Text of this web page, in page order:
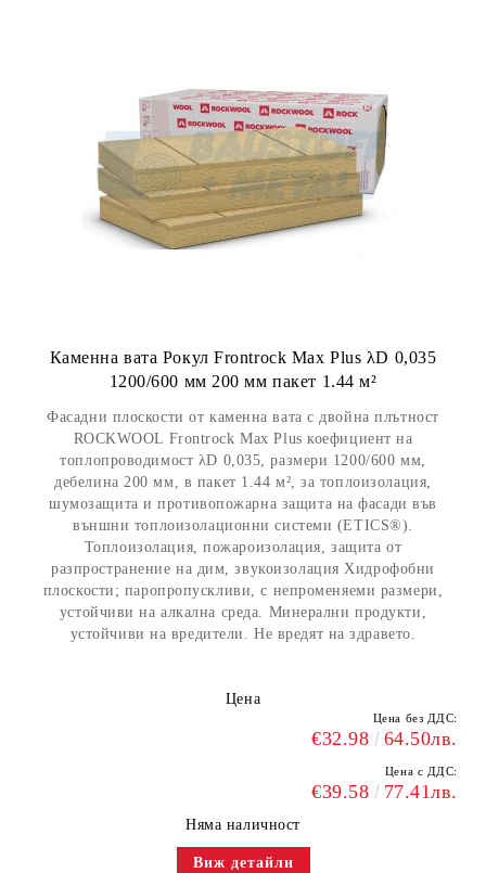
Каменна вата Рокул Frontrock Max Plus λD 0,035
1200/600 мм 200 мм пакет 1.44 м²
Фасадни плоскости от каменна вата с двойна плътност
ROCKWOOL Frontrock Max Plus коефициент на
топлопроводимост λD 0,035, размери 1200/600 мм,
дебелина 200 мм, в пакет 1.44 м², за топлоизолация,
шумозащита и противопожарна защита на фасади във
външни топлоизолационни системи (ETICS®).
Топлоизолация, пожароизолация, защита от
разпространение на дим, звукоизолация Хидрофобни
плоскости; паропропускливи, с непроменяеми размери,
устойчиви на алкална среда. Минерални продукти,
устойчиви на вредители. Не вредят на здравето.
Цена
Цена без ДДС:
€32.98 64.50лв.
Цена с ДДС:
€39.58 77.41лв.
Няма наличност
Виж детайли